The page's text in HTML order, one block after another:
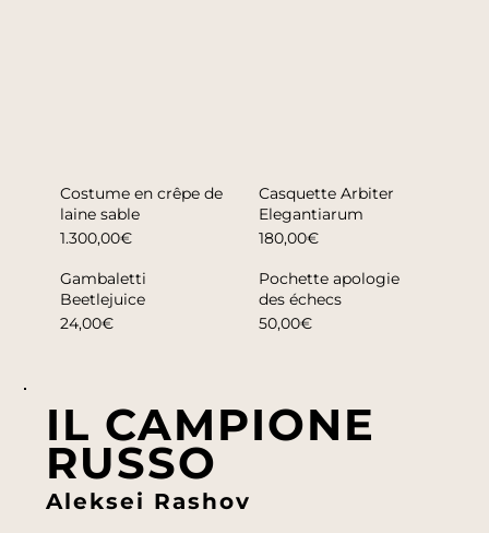
Costume en crêpe de
laine sable
1.300,00€
Casquette Arbiter
Elegantiarum
180,00€
Gambaletti
Beetlejuice
24,00€
Pochette apologie
des échecs
50,00€
IL CAMPIONE
RUSSO
Aleksei Rashov